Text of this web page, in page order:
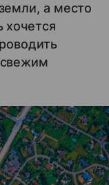
а место
хочется